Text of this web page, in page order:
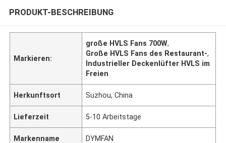
PRODUKT-BESCHREIBUNG
Markieren:
große HVLS Fans 700W,
Große HVLS Fans des Restaurant-,
Industrieller Deckenlüfter HVLS im
Freien
Herkunftsort Suzhou, China
Lieferzeit 5-10 Arbeitstage
Markenname DYMFAN